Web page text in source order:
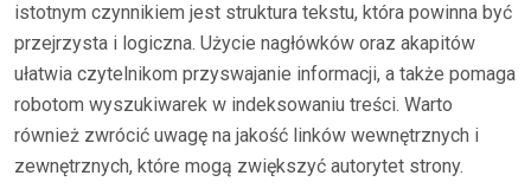
istotnym czynnikiem jest struktura tekstu, która powinna być
przejrzysta i logiczna. Użycie nagłówków oraz akapitów
ułatwia czytelnikom przyswajanie informacji, a także pomaga
robotom wyszukiwarek w indeksowaniu treści. Warto
również zwrócić uwagę na jakość linków wewnętrznych i
zewnętrznych, które mogą zwiększyć autorytet strony.